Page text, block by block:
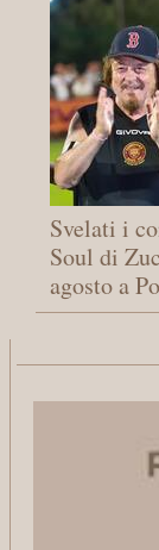
Svelati i
Soul di
agosto a